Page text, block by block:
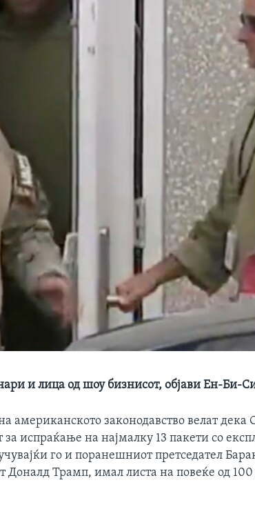
и лица од шоу бизнисот, објави Ен-Би-
американското законодавство велат дека
за испраќање на најмалку 13 пакети со
го и поранешниот претседател
Доналд Трамп, имал листа на повеќе од